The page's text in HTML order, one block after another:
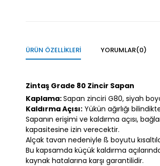
ÜRÜN ÖZELLIKLERI YORUMLAR(0)
Zintaş Grade 80 Zincir Sapan
Kaplama:Sapan zinciri G80, siyah
Kaldırma Açısı: Yükün ağırlığı
Sapanın erişimi ve kaldırma açısı,
kapasitesine izin verecektir.
Alçak tavan nedeniyle ß boyutu
Bu kapsamda küçük kaldırma
kaynak hatalarına karşı garantilidir.